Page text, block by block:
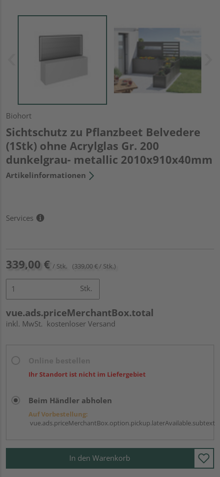
Biohort
Sichtschutz zu Pflanzbeet Belvedere
(1Stk) ohne Acrylglas Gr. 200
dunkelgrau- metallic 2010x910x40mm
Artikelinformationen
Services
339,00 € / Stk. (339,00 € / Stk.)
Stk.
vue.ads.priceMerchantBox.total
inkl. MwSt. kostenloser Versand
Ihr Standort ist nicht im Liefergebiet
Beim Händler abholen
Auf Vorbestellung:
vue.ads.priceMerchantBox.option.pickup.laterAvailable.subtext
In den Warenkorb